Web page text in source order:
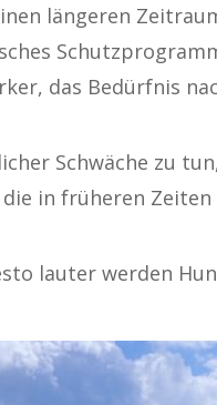
längeren
das Bedürfnis
Schwäche zu
in früheren
lauter werden